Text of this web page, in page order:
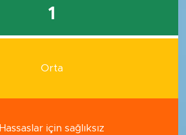
1
Orta
Hassaslar için sağlıksız